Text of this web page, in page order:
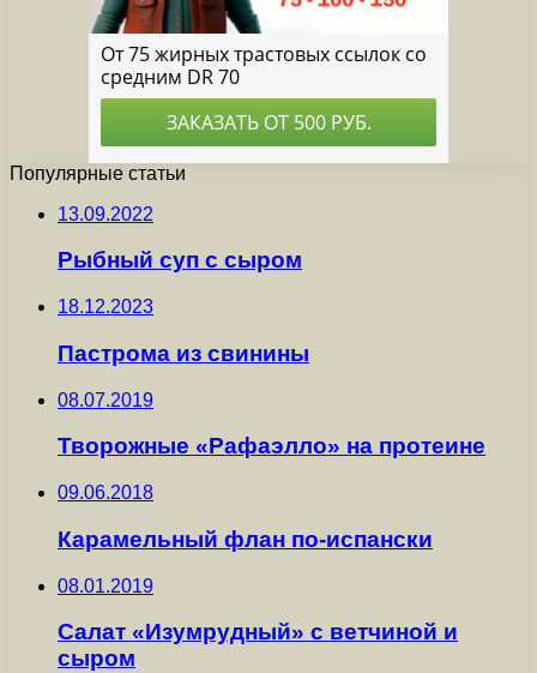
Популярные статьи
13.09.2022
Рыбный суп с сыром
18.12.2023
Пастрома из свинины
08.07.2019
Творожные «Рафаэлло» на протеине
09.06.2018
Карамельный флан по-испански
08.01.2019
Салат «Изумрудный» с ветчиной и
сыром